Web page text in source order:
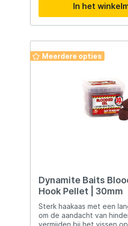
In het
Meerdere opties
Dynamite Baits
Hook Pellet | 30mm
Sterk haakaas met een
om de aandacht van
vermijden bij het vissen